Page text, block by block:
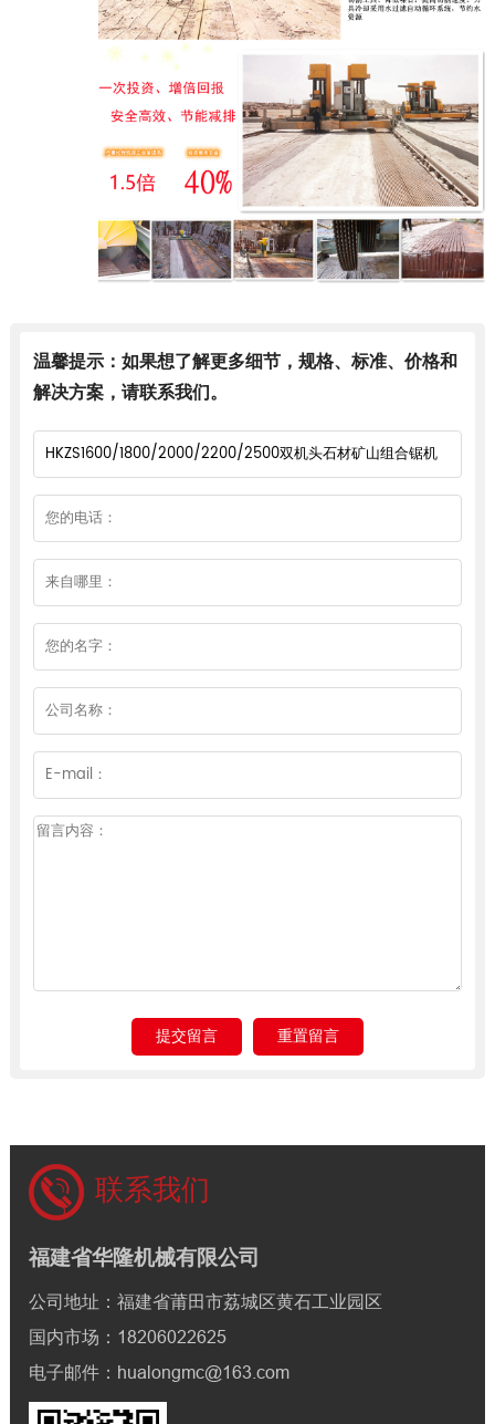
温馨提示：如果想了解更多细节，规格、标准、价格和
解决方案，请联系我们。
联系我们
福建省华隆机械有限公司
公司地址：福建省莆田市荔城区黄石工业园区
国内市场：18206022625
电子邮件：hualongmc@163.com